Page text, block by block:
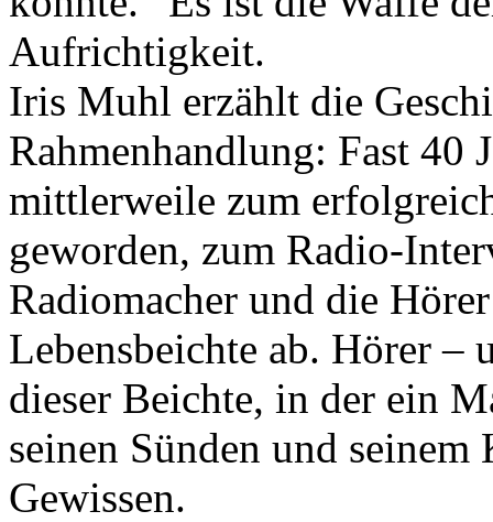
Aufrichtigkeit.
Iris Muhl erzählt die
Rahmenhandlung: Fast 40
mittlerweile zum
geworden, zum Radio-
Radiomacher und die
Lebensbeichte ab. Hörer –
dieser Beichte, in der ein
seinen Sünden und seinem
Gewissen.